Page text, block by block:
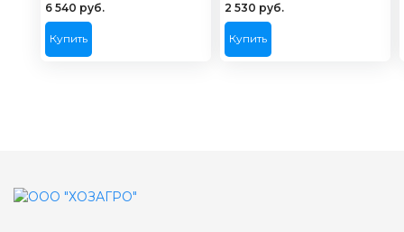
6 540 руб.
Купить
2 530 руб.
Купить